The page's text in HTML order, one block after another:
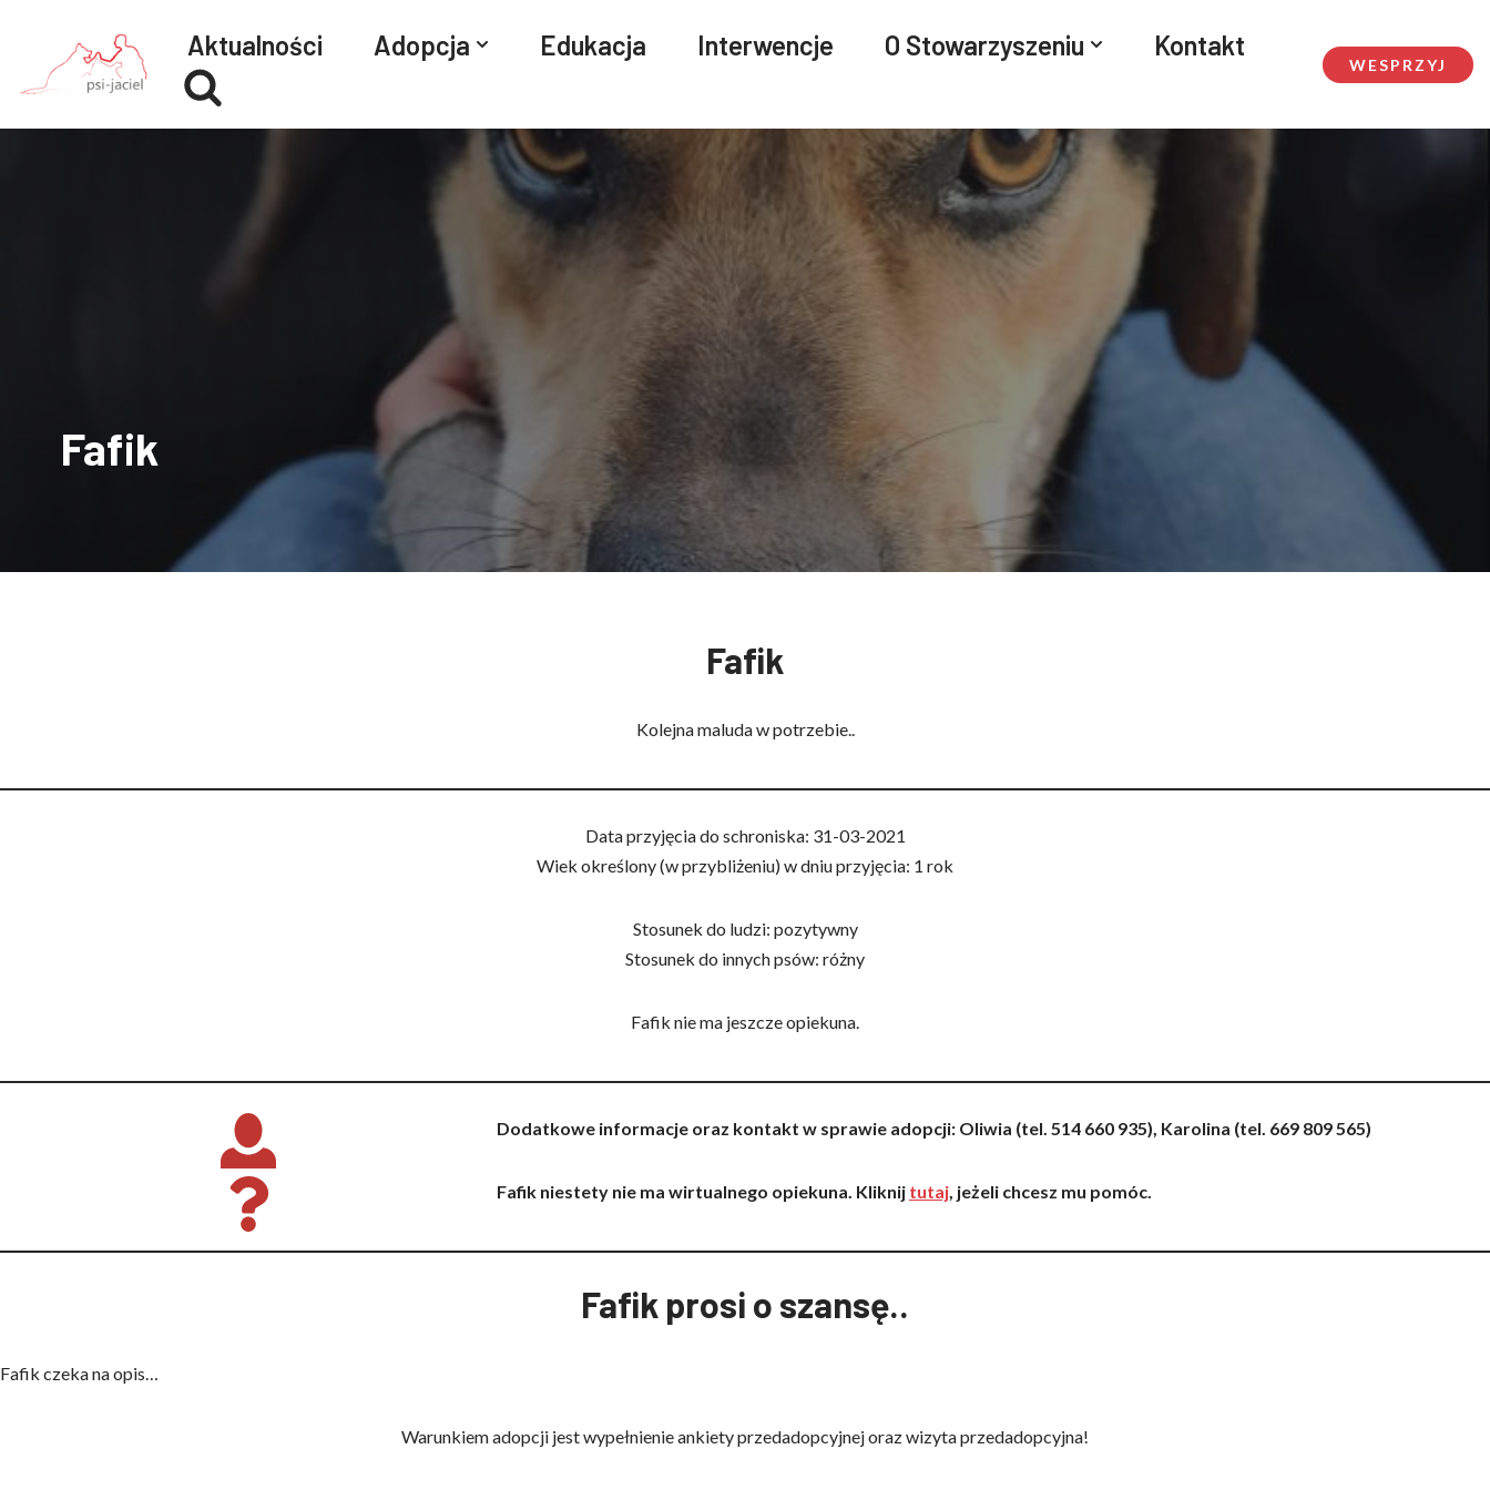
Przejdź
do
Aktualności Adopcja Edukacja Interwencje O Stowarzyszeniu Kontakt
WESPRZYJ
Fafik
Fafik
Kolejna maluda w potrzebie..
Data przyjęcia do schroniska: 31-03-2021
Wiek określony (w przybliżeniu) w dniu przyjęcia: 1 rok
Stosunek do ludzi: pozytywny
Stosunek do innych psów: różny
Fafik nie ma jeszcze opiekuna.
Dodatkowe informacje oraz kontakt w sprawie adopcji: Oliwia (tel. 514 660 935), Karolina (tel. 669 809 565)
Fafik niestety nie ma wirtualnego opiekuna. Kliknij tutaj, jeżeli chcesz mu pomóc.
Fafik prosi o szansę..
Fafik czeka na opis…
Warunkiem adopcji jest wypełnienie ankiety przedadopcyjnej oraz wizyta przedadopcyjna!